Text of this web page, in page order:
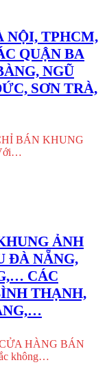
NỘI, TPHCM,
QUẬN BA
NGŨ
SƠN TRÀ,
BÁN KHUNG
ẢNH
ĐÀ NẴNG,
CÁC
THẠNH,
HÀNG BÁN
không…